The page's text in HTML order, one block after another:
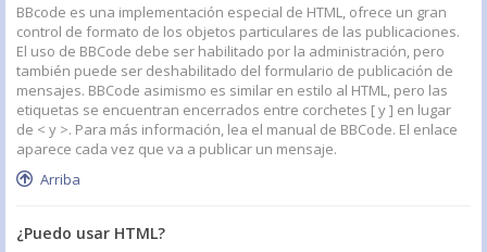
BBcode es una implementación especial de HTML, ofrece un gran
control de formato de los objetos particulares de las publicaciones.
El uso de BBCode debe ser habilitado por la administración, pero
también puede ser deshabilitado del formulario de publicación de
mensajes. BBCode asimismo es similar en estilo al HTML, pero las
etiquetas se encuentran encerrados entre corchetes [ y ] en lugar
de < y >. Para más información, lea el manual de BBCode. El enlace
aparece cada vez que va a publicar un mensaje.
Arriba
¿Puedo usar HTML?